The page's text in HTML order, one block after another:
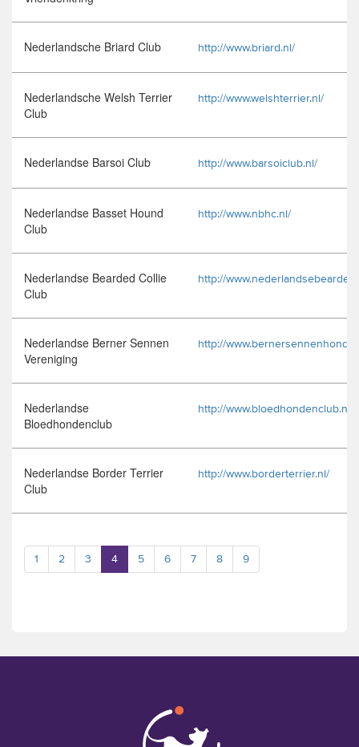
Nederlandsche Briard Club http://www.briard.nl/
Nederlandsche Welsh Terrier
Club
http://www.welshterrier.nl/
Nederlandse Barsoi Club http://www.barsoiclub.nl/
Nederlandse Basset Hound
Club
http://www.nbhc.nl/
Nederlandse Bearded Collie
Club
http://
Nederlandse Berner Sennen
Vereniging
http://
Nederlandse
Bloedhondenclub
http://www.bloedhondenclub.nl/
Nederlandse Border Terrier
Club
http://www.borderterrier.nl/
1 2 3 4 5 6 7 8 9